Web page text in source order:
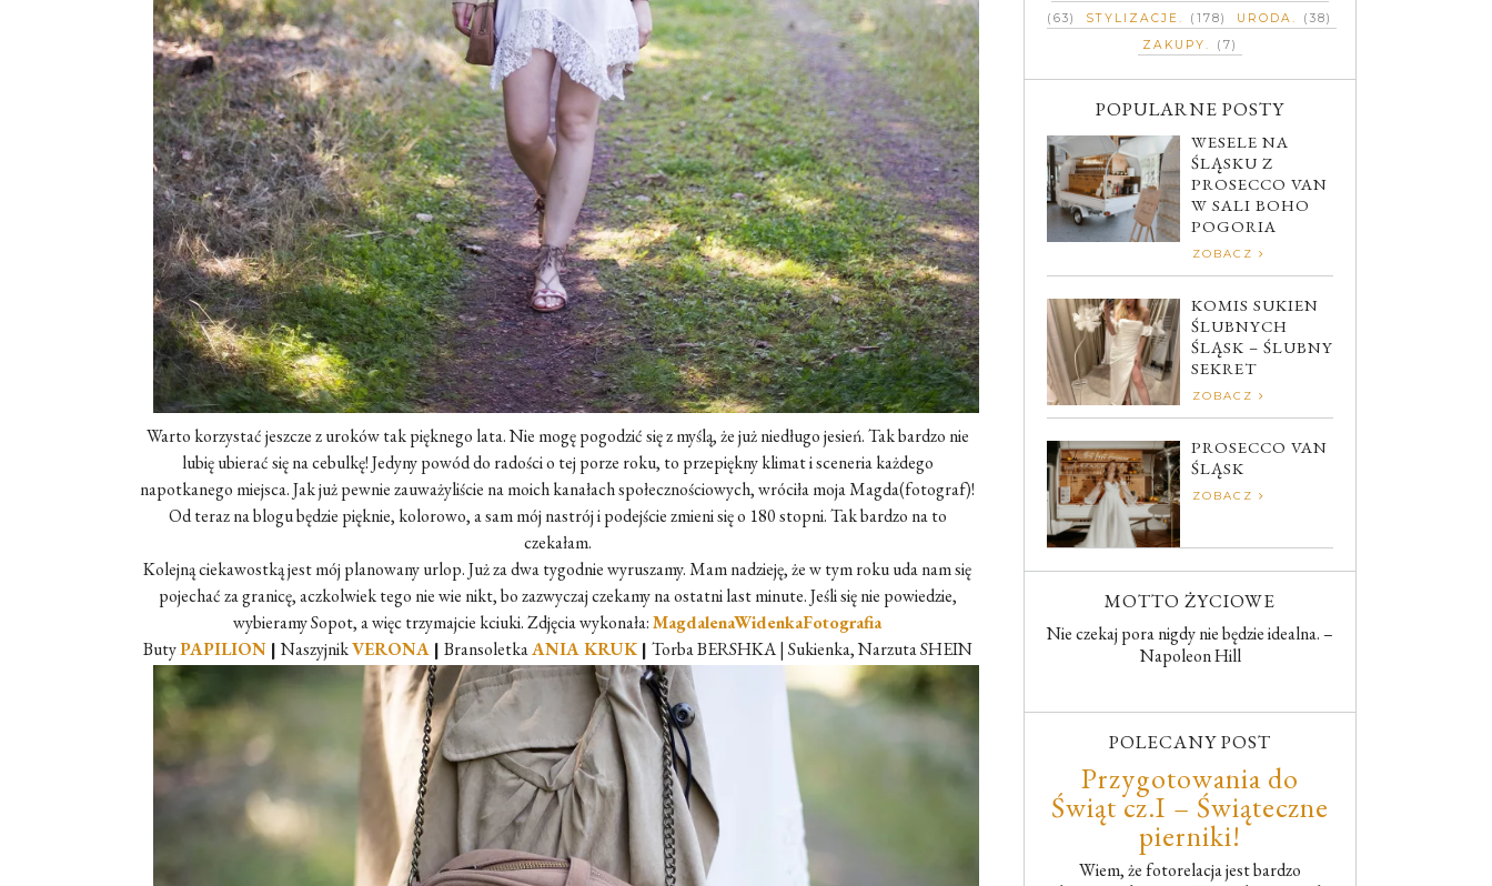
Warto korzystać jeszcze z uroków tak pięknego lata. Nie mogę pogodzić się z myślą, że już niedługo jesień. Tak bardzo nie
lubię ubierać się na cebulkę! Jedyny powód do radości o tej porze roku, to przepiękny klimat i sceneria każdego
napotkanego miejsca. Jak już pewnie zauważyliście na moich kanałach społecznościowych, wróciła moja Magda(fotograf)!
Od teraz na blogu będzie pięknie, kolorowo, a sam mój nastrój i podejście zmieni się o 180 stopni. Tak bardzo na to
czekałam.
Kolejną ciekawostką jest mój planowany urlop. Już za dwa tygodnie wyruszamy. Mam nadzieję, że w tym roku uda nam się
pojechać za granicę, aczkolwiek tego nie wie nikt, bo zazwyczaj czekamy na ostatni last minute. Jeśli się nie powiedzie,
wybieramy Sopot, a więc trzymajcie kciuki. Zdjęcia wykonała:MagdalenaWidenkaFotografia
ButyPAPILION|NaszyjnikVERONA| BransoletkaANIA KRUK| Torba BERSHKA | Sukienka, Narzuta SHEIN
(63)
STYLIZACJE (178) URODA
(38)
ZAKUPY
(7)
POPULARNE POSTY
WESELE NA
ŚLĄSKU Z
PROSECCO VAN
W SALI BOHO
POGORIA
ZOBACZ
KOMIS SUKIEN
ŚLUBNYCH
ŚLĄSK – ŚLUBNY
SEKRET
ZOBACZ
PROSECCO VAN
ŚLĄSK
ZOBACZ
MOTTO ŻYCIOWE
Nie czekaj pora nigdy nie będzie idealna. –
Napoleon Hill
POLECANY POST
Przygotowania do
Świąt cz.I – Świąteczne
pierniki!
Wiem, że fotorelacja jest bardzo